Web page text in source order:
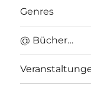
Genres
@ Bücher…